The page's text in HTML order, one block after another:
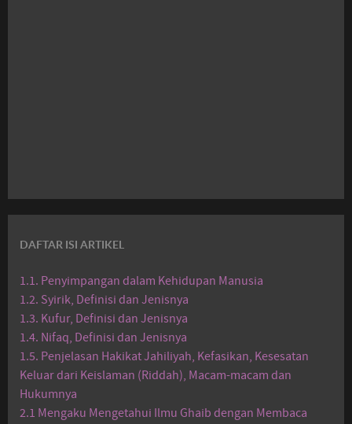
DAFTAR ISI ARTIKEL
1.1. Penyimpangan dalam Kehidupan Manusia
1.2. Syirik, Definisi dan Jenisnya
1.3. Kufur, Definisi dan Jenisnya
1.4. Nifaq, Definisi dan Jenisnya
1.5. Penjelasan Hakikat Jahiliyah, Kefasikan, Kesesatan
Keluar dari Keislaman (Riddah), Macam-macam dan
Hukumnya
2.1 Mengaku Mengetahui Ilmu Ghaib dengan Membaca